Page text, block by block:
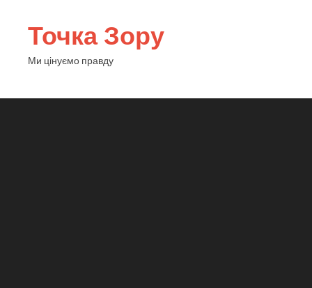
Точка Зору
Ми цінуємо правду